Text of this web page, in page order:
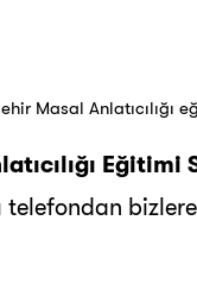
Masal Anlatıcılığı
Eğitimi
telefondan